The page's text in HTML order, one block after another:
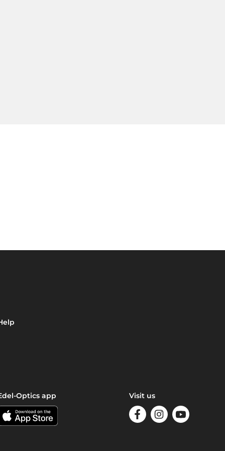
Optics app Visit us